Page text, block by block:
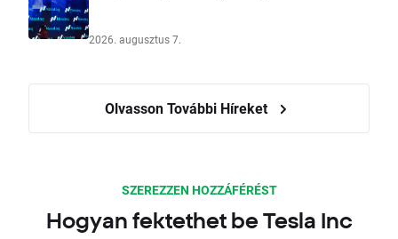
2026. augusztus 7.
Olvasson További Híreket
SZEREZZEN HOZZÁFÉRÉST
Hogyan fektethet be Tesla Inc